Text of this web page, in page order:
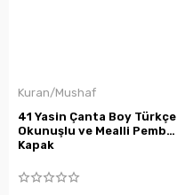
Kuran/Mushaf
41 Yasin Çanta Boy Türkçe
Okunuşlu ve Mealli Pembe
Kapak